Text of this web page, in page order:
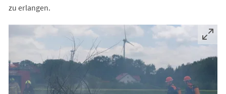
zu erlangen.